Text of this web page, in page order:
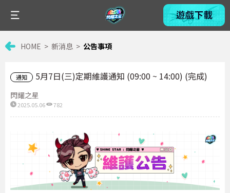
HOME 新消息 公告事項
通知 5月7日(三)定期維護通知 (09:00 ~ 14:00) (完成)
閃耀之星
2025.05.06 782